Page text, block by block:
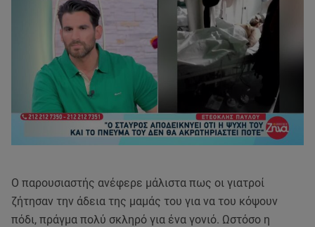
Ο παρουσιαστής ανέφερε μάλιστα πως οι γιατροί
ζήτησαν την άδεια της μαμάς του για να του κόψουν
πόδι, πράγμα πολύ σκληρό για ένα γονιό. Ωστόσο η